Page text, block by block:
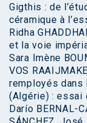
Gigthis : de
céramique à
Ridha
et la voie
Sara Imène
VOS
remployés dans
(Algérie) : essai
Darío BERNAL-